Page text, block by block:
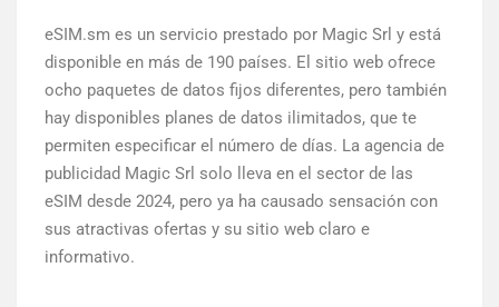
eSIM.sm es un servicio prestado por Magic Srl y está
disponible en más de 190 países. El sitio web ofrece
ocho paquetes de datos fijos diferentes, pero también
hay disponibles planes de datos ilimitados, que te
permiten especificar el número de días. La agencia de
publicidad Magic Srl solo lleva en el sector de las
eSIM desde 2024, pero ya ha causado sensación con
sus atractivas ofertas y su sitio web claro e
informativo.